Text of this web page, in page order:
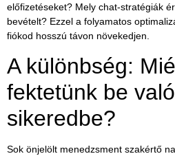
előfizetéseket? Mely chat-stratégiák
bevételt? Ezzel a folyamatos
fiókod hosszú távon növekedjen.
A különbség:
fektetünk be
sikeredbe?
Sok önjelölt menedzsment szakértő